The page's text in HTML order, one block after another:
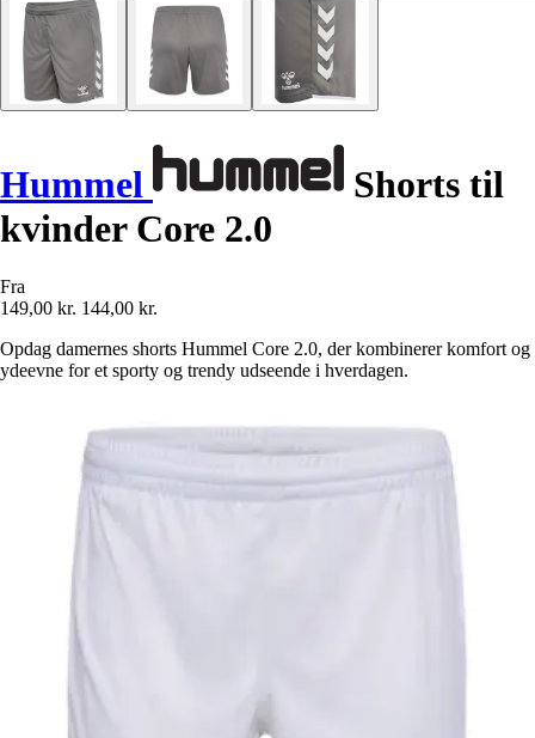
Hummel
Shorts til
kvinder Core 2.0
Fra
149,00 kr. 144,00 kr.
Opdag damernes shorts Hummel Core 2.0, der kombinerer komfort og
ydeevne for et sporty og trendy udseende i hverdagen.